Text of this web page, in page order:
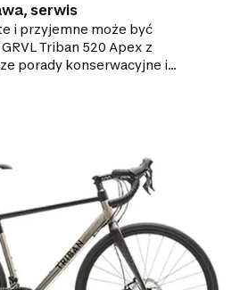
serwis
i przyjemne może być
Triban 520 Apex z
porady konserwacyjne i